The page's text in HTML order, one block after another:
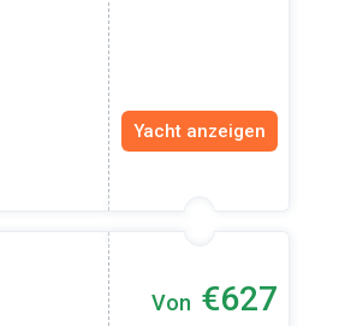
Yacht anzeigen
Von €627